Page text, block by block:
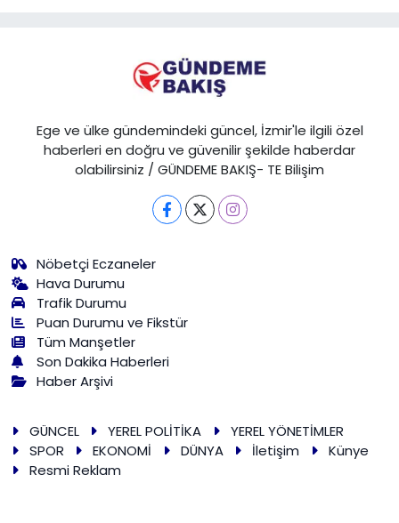
Ege ve ülke gündemindeki güncel, İzmir'le ilgili özel
haberleri en doğru ve güvenilir şekilde haberdar
olabilirsiniz / GÜNDEME BAKIŞ- TE Bilişim
Nöbetçi Eczaneler
Hava Durumu
Trafik Durumu
Puan Durumu ve Fikstür
Tüm Manşetler
Son Dakika Haberleri
Haber Arşivi
GÜNCEL YEREL POLİTİKA
YEREL YÖNETİMLER
SPOR
EKONOMİ DÜNYA İletişim
Künye
Resmi Reklam